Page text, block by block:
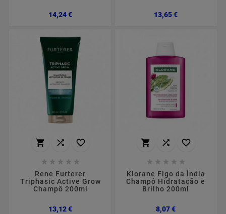
14,24 €Preço 13,65 €Preço
  
    
Rene Furterer
Triphasic Active Grow
Champô 200ml
13,12 €Preço
  
    
Klorane Figo da Índia
Champô Hidratação e
Brilho 200ml
8,07 €Preço